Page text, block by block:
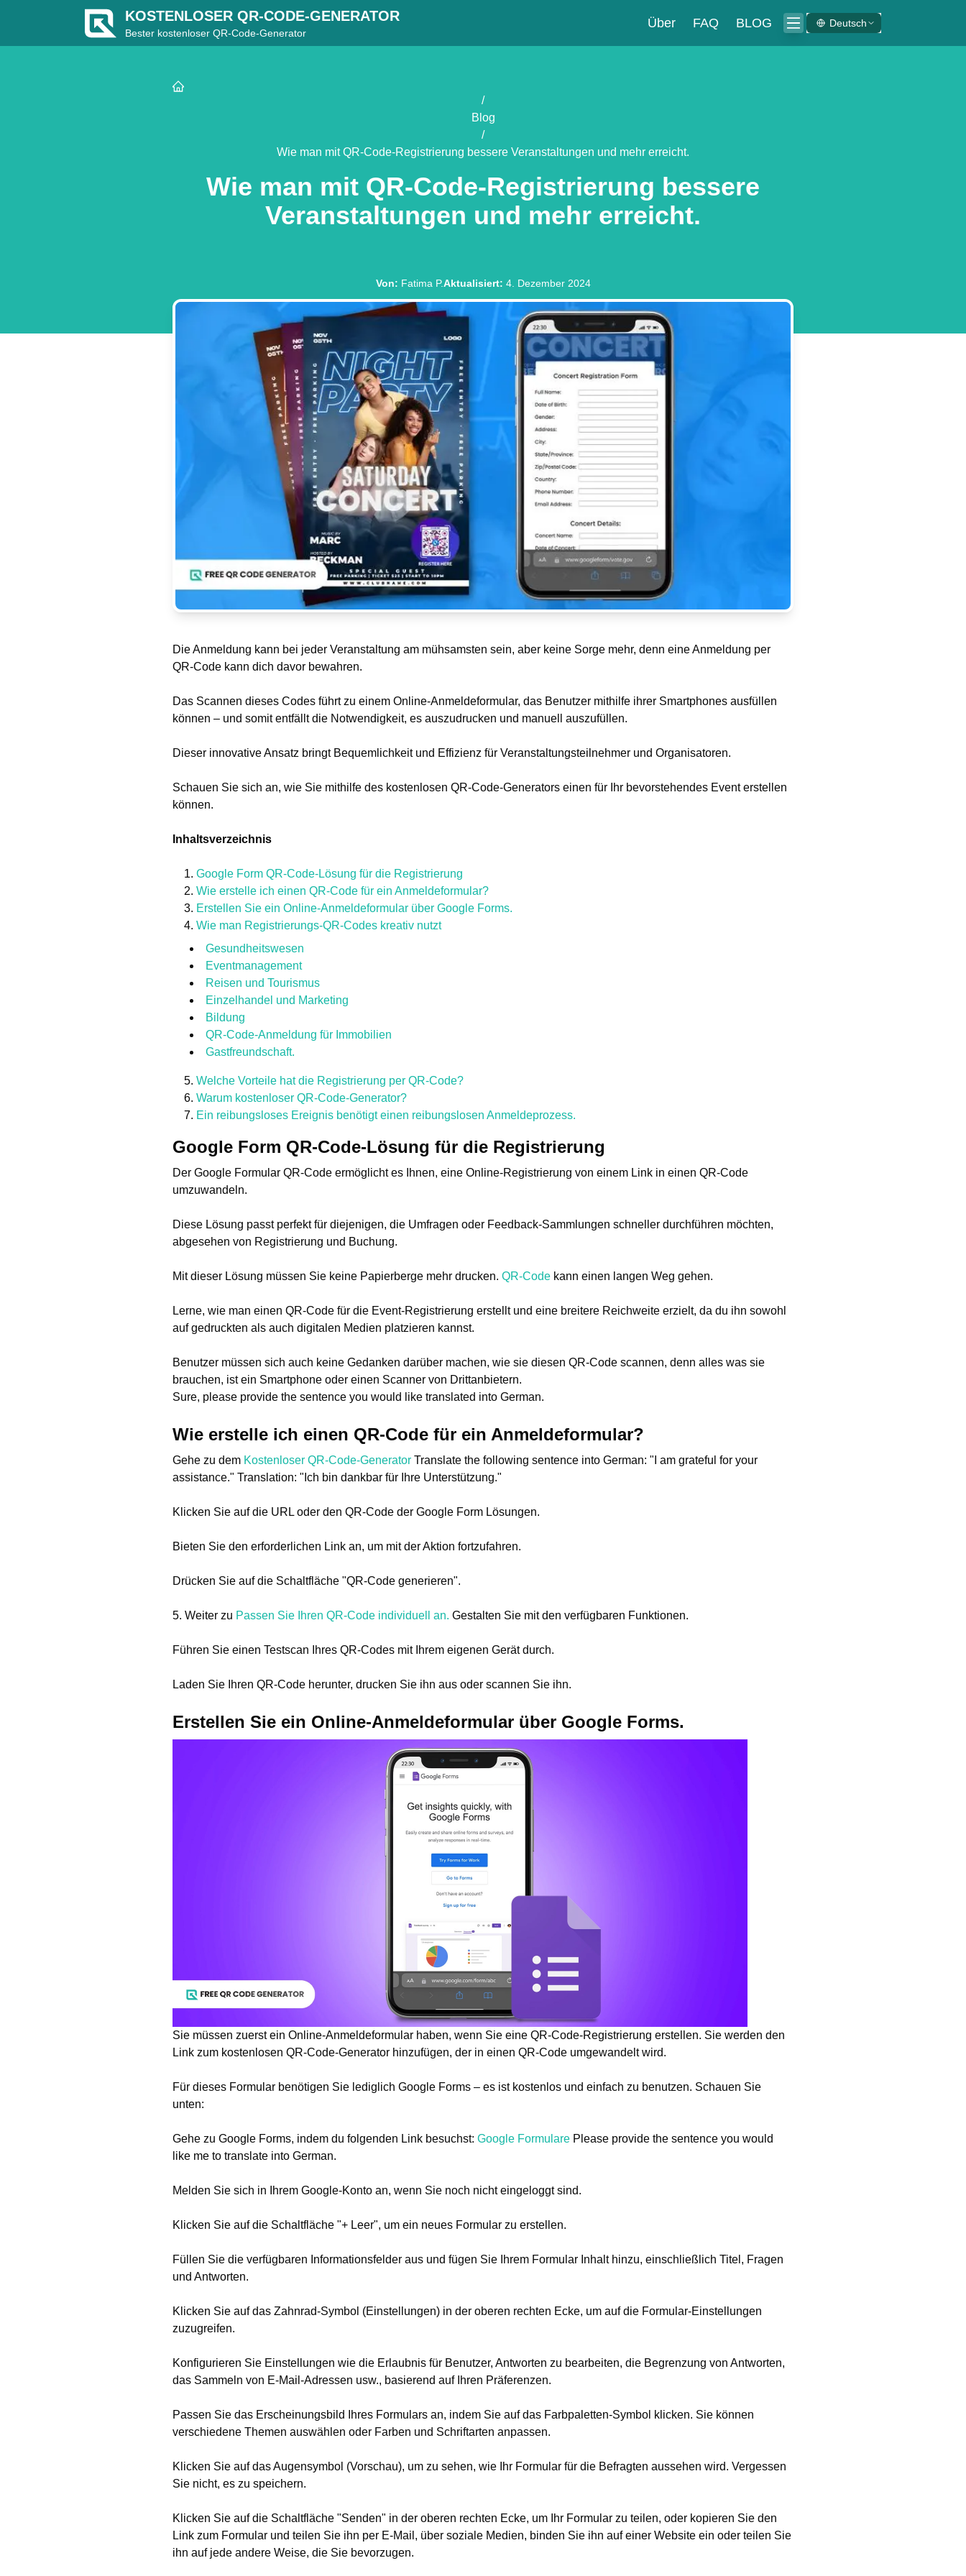
KOSTENLOSER QR-CODE-GENERATOR
Bester kostenloser QR-Code-Generator
Über FAQ BLOG Deutsch
/
Blog
/
Wie man mit QR-Code-Registrierung bessere Veranstaltungen und mehr erreicht.
Wie man mit QR-Code-Registrierung bessere
Veranstaltungen und mehr erreicht.
Von: Fatima P.Aktualisiert: 4. Dezember 2024
Die Anmeldung kann bei jeder Veranstaltung am mühsamsten sein, aber keine Sorge mehr, denn eine Anmeldung per
QR-Code kann dich davor bewahren.
Das Scannen dieses Codes führt zu einem Online-Anmeldeformular, das Benutzer mithilfe ihrer Smartphones ausfüllen
können – und somit entfällt die Notwendigkeit, es auszudrucken und manuell auszufüllen.
Dieser innovative Ansatz bringt Bequemlichkeit und Effizienz für Veranstaltungsteilnehmer und Organisatoren.
Schauen Sie sich an, wie Sie mithilfe des kostenlosen QR-Code-Generators einen für Ihr bevorstehendes Event erstellen
können.
Inhaltsverzeichnis
Google Form QR-Code-Lösung für die Registrierung
Wie erstelle ich einen QR-Code für ein Anmeldeformular?
Erstellen Sie ein Online-Anmeldeformular über Google Forms.
Wie man Registrierungs-QR-Codes kreativ nutzt
Gesundheitswesen
Eventmanagement
Reisen und Tourismus
Einzelhandel und Marketing
Bildung
QR-Code-Anmeldung für Immobilien
Gastfreundschaft.
Welche Vorteile hat die Registrierung per QR-Code?
Warum kostenloser QR-Code-Generator?
Ein reibungsloses Ereignis benötigt einen reibungslosen Anmeldeprozess.
Google Form QR-Code-Lösung für die Registrierung
Der Google Formular QR-Code ermöglicht es Ihnen, eine Online-Registrierung von einem Link in einen QR-Code
umzuwandeln.
Diese Lösung passt perfekt für diejenigen, die Umfragen oder Feedback-Sammlungen schneller durchführen möchten,
abgesehen von Registrierung und Buchung.
Mit dieser Lösung müssen Sie keine Papierberge mehr drucken. QR-Code kann einen langen Weg gehen.
Lerne, wie man einen QR-Code für die Event-Registrierung erstellt und eine breitere Reichweite erzielt, da du ihn sowohl
auf gedruckten als auch digitalen Medien platzieren kannst.
Benutzer müssen sich auch keine Gedanken darüber machen, wie sie diesen QR-Code scannen, denn alles was sie
brauchen, ist ein Smartphone oder einen Scanner von Drittanbietern.
Sure, please provide the sentence you would like translated into German.
Wie erstelle ich einen QR-Code für ein Anmeldeformular?
Gehe zu dem Kostenloser QR-Code-Generator Translate the following sentence into German: "I am grateful for your
assistance." Translation: "Ich bin dankbar für Ihre Unterstützung."
Klicken Sie auf die URL oder den QR-Code der Google Form Lösungen.
Bieten Sie den erforderlichen Link an, um mit der Aktion fortzufahren.
Drücken Sie auf die Schaltfläche "QR-Code generieren".
5. Weiter zu Passen Sie Ihren QR-Code individuell an. Gestalten Sie mit den verfügbaren Funktionen.
Führen Sie einen Testscan Ihres QR-Codes mit Ihrem eigenen Gerät durch.
Laden Sie Ihren QR-Code herunter, drucken Sie ihn aus oder scannen Sie ihn.
Erstellen Sie ein Online-Anmeldeformular über Google Forms.
Sie müssen zuerst ein Online-Anmeldeformular haben, wenn Sie eine QR-Code-Registrierung erstellen. Sie werden den
Link zum kostenlosen QR-Code-Generator hinzufügen, der in einen QR-Code umgewandelt wird.
Für dieses Formular benötigen Sie lediglich Google Forms – es ist kostenlos und einfach zu benutzen. Schauen Sie
unten:
Gehe zu Google Forms, indem du folgenden Link besuchst: Google Formulare Please provide the sentence you would
like me to translate into German.
Melden Sie sich in Ihrem Google-Konto an, wenn Sie noch nicht eingeloggt sind.
Klicken Sie auf die Schaltfläche "+ Leer", um ein neues Formular zu erstellen.
Füllen Sie die verfügbaren Informationsfelder aus und fügen Sie Ihrem Formular Inhalt hinzu, einschließlich Titel, Fragen
und Antworten.
Klicken Sie auf das Zahnrad-Symbol (Einstellungen) in der oberen rechten Ecke, um auf die Formular-Einstellungen
zuzugreifen.
Konfigurieren Sie Einstellungen wie die Erlaubnis für Benutzer, Antworten zu bearbeiten, die Begrenzung von Antworten,
das Sammeln von E-Mail-Adressen usw., basierend auf Ihren Präferenzen.
Passen Sie das Erscheinungsbild Ihres Formulars an, indem Sie auf das Farbpaletten-Symbol klicken. Sie können
verschiedene Themen auswählen oder Farben und Schriftarten anpassen.
Klicken Sie auf das Augensymbol (Vorschau), um zu sehen, wie Ihr Formular für die Befragten aussehen wird. Vergessen
Sie nicht, es zu speichern.
Klicken Sie auf die Schaltfläche "Senden" in der oberen rechten Ecke, um Ihr Formular zu teilen, oder kopieren Sie den
Link zum Formular und teilen Sie ihn per E-Mail, über soziale Medien, binden Sie ihn auf einer Website ein oder teilen Sie
ihn auf jede andere Weise, die Sie bevorzugen.